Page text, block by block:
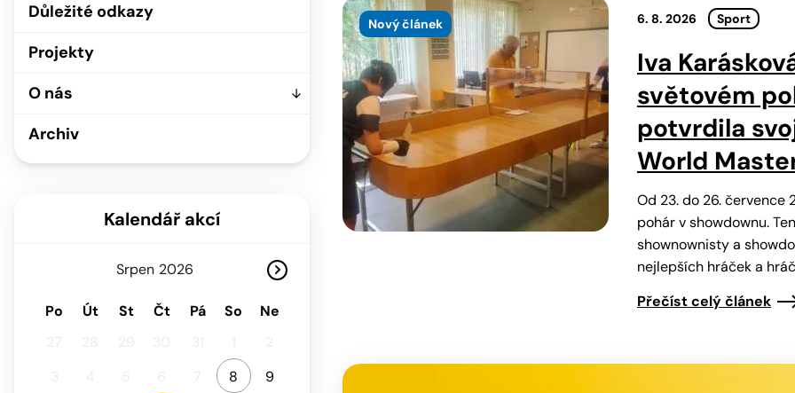
Důležité odkazy
Projekty
O nás
Archiv
Kalendář akcí
Srpen
Po Út St Čt Pá So
Ne
8
9
Nový článek 6. 8. 2026 Sport
Iva
světovém
potvrdila
World
Od 23. do 26. července
pohár v showdownu.
shownownisty a
nejlepších hráček a
Přečíst celý článek